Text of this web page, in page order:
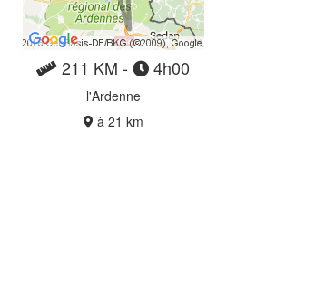
l'Ardenne
à 21 km